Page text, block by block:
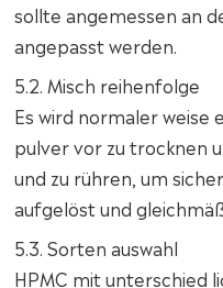
sollte angemessen an
angepasst werden.
5.2. Misch reihenfolge
Es wird normaler weise
pulver vor zu trocknen
und zu rühren, um
aufgelöst und
5.3. Sorten auswahl
HPMC mit unterschied